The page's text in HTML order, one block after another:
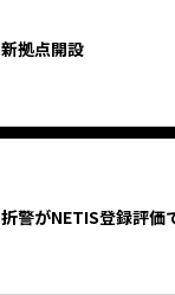
新拠点開設
折警がNETIS登録評価